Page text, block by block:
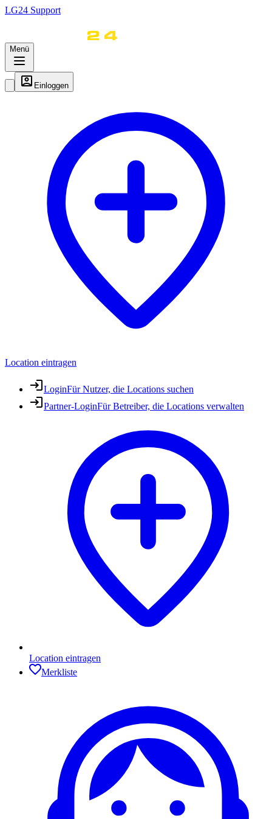
LG24 Support
Menü
Einloggen
Location eintragen
LoginFür Nutzer, die Locations suchen
Partner-LoginFür Betreiber, die Locations verwalten
Location eintragen
Merkliste